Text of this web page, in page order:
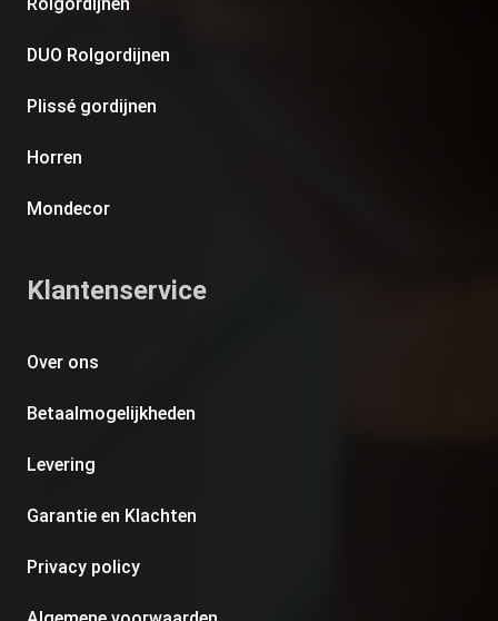
DUO Rolgordijnen
Plissé gordijnen
Horren
Mondecor
Klantenservice
Over ons
Betaalmogelijkheden
Levering
Garantie en Klachten
Privacy policy